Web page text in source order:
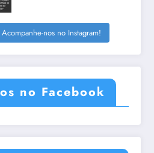
Acompanhe-nos no Instagram!
no Facebook